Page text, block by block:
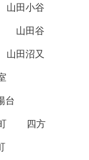
山田小谷
山田谷
山田沼又
台
四方